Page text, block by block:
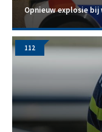
Opnieuw explosie
112